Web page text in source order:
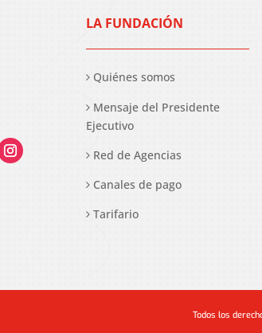
LA FUNDACIÓN
Quiénes somos
Mensaje del Presidente
Ejecutivo
Red de Agencias
Canales de pago
Tarifario
Todos los